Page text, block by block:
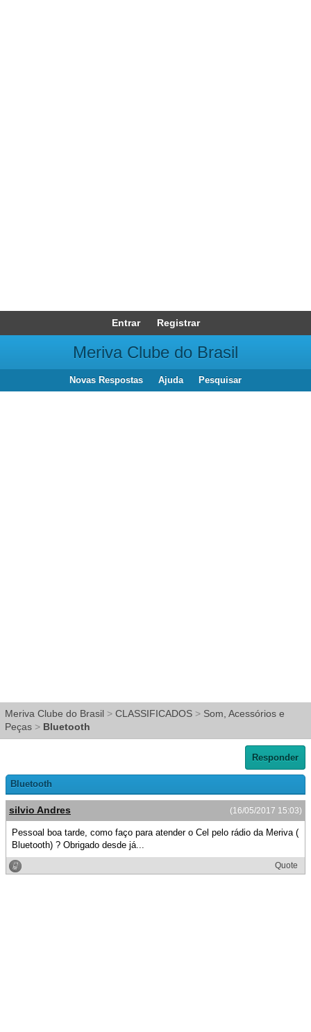
Entrar Registrar
Meriva Clube do Brasil
Novas Respostas Ajuda Pesquisar
Meriva Clube do Brasil > CLASSIFICADOS > Som, Acessórios e
Peças > Bluetooth
Responder
Bluetooth
(16/05/2017 15:03)
silvio Andres
Pessoal boa tarde, como faço para atender o Cel pelo rádio da Meriva (
Bluetooth) ? Obrigado desde já...
Quote